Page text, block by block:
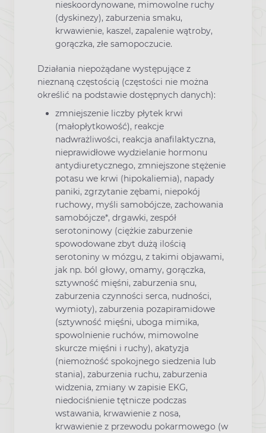
nieskoordynowane, mimowolne ruchy
(dyskinezy), zaburzenia smaku,
krwawienie, kaszel, zapalenie wątroby,
gorączka, złe samopoczucie.
Działania niepożądane występujące z
nieznaną częstością (częstości nie można
określić na podstawie dostępnych danych):
zmniejszenie liczby płytek krwi
(małopłytkowość), reakcje
nadwrażliwości, reakcja anafilaktyczna,
nieprawidłowe wydzielanie hormonu
antydiuretycznego, zmniejszone stężenie
potasu we krwi (hipokaliemia), napady
paniki, zgrzytanie zębami, niepokój
ruchowy, myśli samobójcze, zachowania
samobójcze*, drgawki, zespół
serotoninowy (ciężkie zaburzenie
spowodowane zbyt dużą ilością
serotoniny w mózgu, z takimi objawami,
jak np. ból głowy, omamy, gorączka,
sztywność mięśni, zaburzenia snu,
zaburzenia czynności serca, nudności,
wymioty), zaburzenia pozapiramidowe
(sztywność mięśni, uboga mimika,
spowolnienie ruchów, mimowolne
skurcze mięśni i ruchy), akatyzja
(niemożność spokojnego siedzenia lub
stania), zaburzenia ruchu, zaburzenia
widzenia, zmiany w zapisie EKG,
niedociśnienie tętnicze podczas
wstawania, krwawienie z nosa,
krwawienie z przewodu pokarmowego (w